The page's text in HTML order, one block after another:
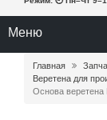
Меню
Главная
Веретена для
Основа